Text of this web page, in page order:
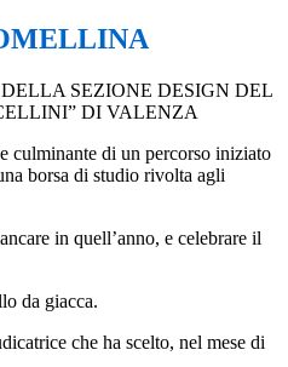
SEZIONE DESIGN DEL
DI VALENZA
culminante di un percorso iniziato
borsa di studio rivolta agli
in quell’anno, e celebrare il
da giacca.
che ha scelto, nel mese di